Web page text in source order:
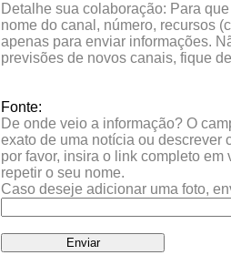
Detalhe sua colaboração: Para
nome do canal, número, recursos
apenas para enviar informações.
previsões de novos canais, fique
Fonte:
De onde veio a informação? O
exato de uma notícia ou descrever
por favor, insira o link completo
repetir o seu nome.
Caso deseje adicionar uma foto,